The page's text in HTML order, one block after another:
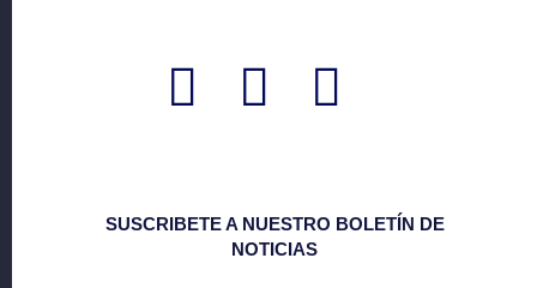
SUSCRIBETE A NUESTRO BOLETÍN DE
NOTICIAS